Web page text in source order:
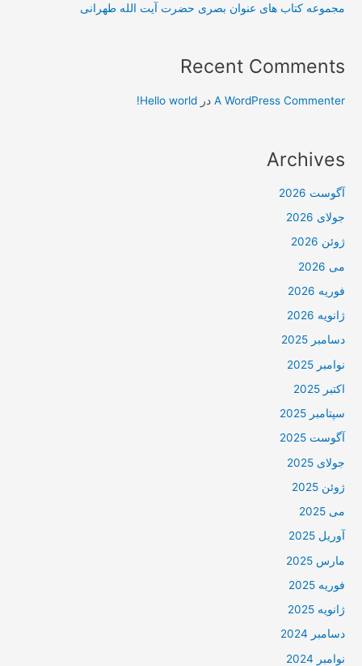
مجموعه کتاب های عنوان بصری حضرت آیت الله طهرانی
Recent Comments
A WordPress Commenter درHello world!
Archives
آگوست 2026
جولای 2026
ژوئن 2026
می 2026
فوریه 2026
ژانویه 2026
دسامبر 2025
نوامبر 2025
اکتبر 2025
سپتامبر 2025
آگوست 2025
جولای 2025
ژوئن 2025
می 2025
آوریل 2025
مارس 2025
فوریه 2025
ژانویه 2025
دسامبر 2024
نوامبر 2024